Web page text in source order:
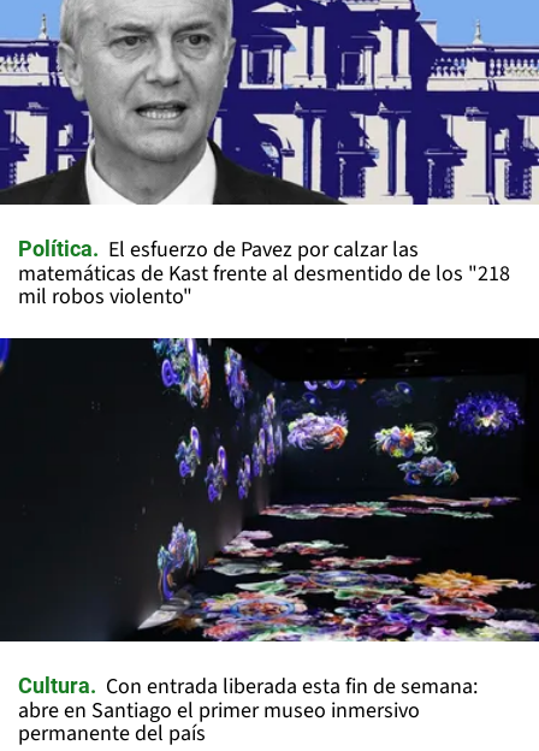
Política
El esfuerzo de Pavez por calzar las
matemáticas de Kast frente al desmentido de los "218
mil robos violento"
Cultura
Con entrada liberada esta fin de semana:
abre en Santiago el primer museo inmersivo
permanente del país